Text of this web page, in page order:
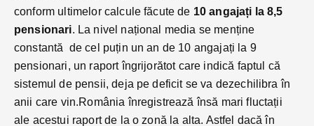
conform ultimelor calcule făcute de 10 angajați la 8,5
pensionari. La nivel național media se menține
constantă de cel puțin un an de 10 angajați la 9
pensionari, un raport îngrijorătot care indică faptul că
sistemul de pensii, deja pe deficit se va dezechilibra în
anii care vin.România înregistrează însă mari fluctații
ale acestui raport de la o zonă la alta. Astfel dacă în